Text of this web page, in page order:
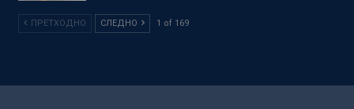
ПРЕТХОДНО СЛЕДНО 1 of 169